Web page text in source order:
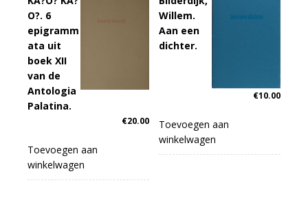
O?. 6
epigramm
ata uit
boek XII
van de
Antologia
Palatina.
€20.00
Toevoegen aan
winkelwagen
Willem.
Aan een
dichter.
€10.00
Toevoegen aan
winkelwagen